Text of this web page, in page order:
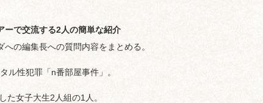
ーで交流する2人の簡単な紹介
の編集長への質問内容をまとめる。
ル性犯罪「n番部屋事件」。
た女子大生2人組の1人。